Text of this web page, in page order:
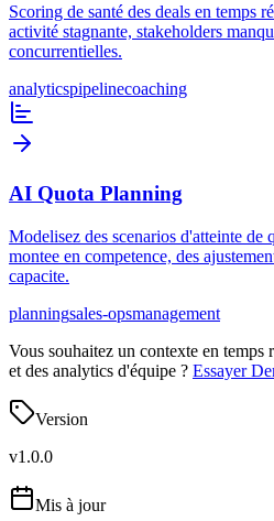
Scoring de santé des deals en temps
activité stagnante, stakeholders
concurrentielles.
analyticspipelinecoaching
AI Quota Planning
Modelisez des scenarios d'atteinte de
montee en competence, des
capacite.
planningsales-opsmanagement
Vous souhaitez un contexte en
et des analytics d'équipe ? Essayer
Version
v1.0.0
Mis à jour